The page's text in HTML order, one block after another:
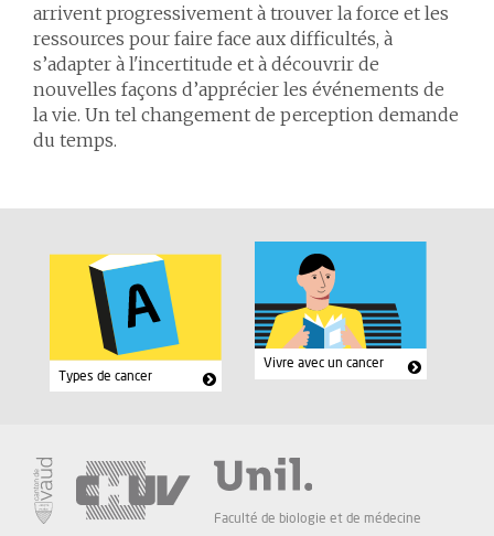
arrivent progressivement à trouver la force et les
ressources pour faire face aux difficultés, à
s’adapter à l'incertitude et à découvrir de
nouvelles façons d’apprécier les événements de
la vie. Un tel changement de perception demande
du temps.
Types de cancer
Vivre avec un cancer
Faculté de biologie et de médecine